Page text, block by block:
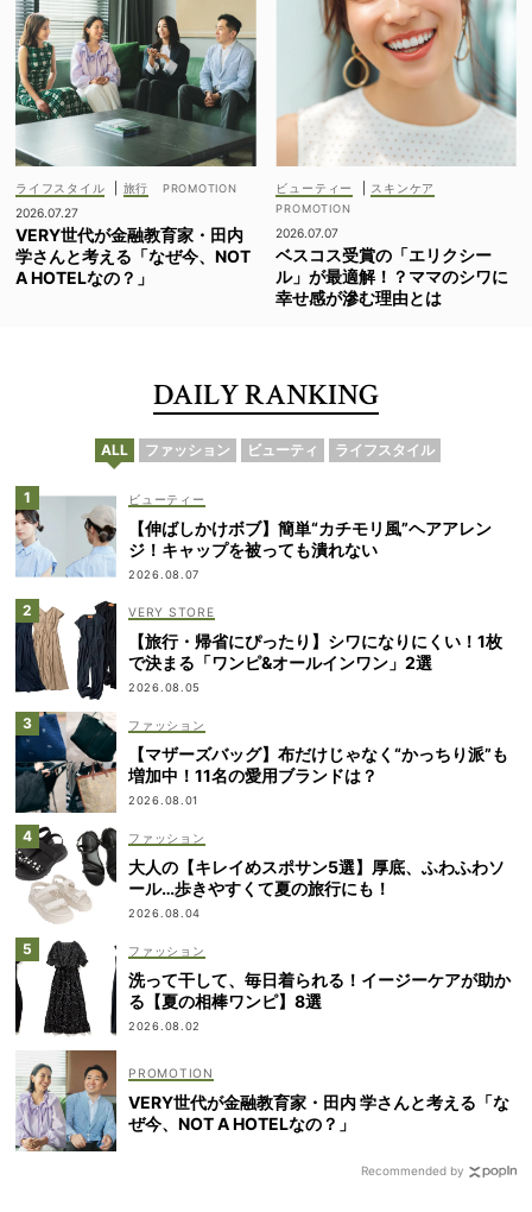
ライフスタイル
旅行
2026.07.27
VERY世代が金融教育家・田内
学さんと考える「なぜ今、NOT
A HOTELなの？」
ビューティー スキンケア
2026.07.07
ベスコス受賞の「エリクシー
ル」が最適解！？ママのシワに
幸せ感が滲む理由とは
DAILY RANKING
ALL ファッション ビューティ ライフスタイル
ビューティー
【伸ばしかけボブ】簡単“カチモリ風”ヘアアレン
ジ！キャップを被っても潰れない
2026.08.07
VERY STORE
【旅行・帰省にぴったり】シワになりにくい！1枚
で決まる「ワンピ&オールインワン」2選
2026.08.05
ファッション
【マザーズバッグ】布だけじゃなく“かっちり派”も
増加中！11名の愛用ブランドは？
2026.08.01
ファッション
大人の【キレイめスポサン5選】厚底、ふわふわソ
ール…歩きやすくて夏の旅行にも！
2026.08.04
ファッション
洗って干して、毎日着られる！イージーケアが助か
る【夏の相棒ワンピ】8選
2026.08.02
VERY世代が金融教育家・田内 学さんと考える「な
ぜ今、NOT A HOTELなの？」
Recommended by